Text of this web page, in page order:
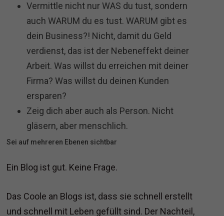
Vermittle nicht nur WAS du tust, sondern
auch WARUM du es tust. WARUM gibt es
dein Business?! Nicht, damit du Geld
verdienst, das ist der Nebeneffekt deiner
Arbeit. Was willst du erreichen mit deiner
Firma? Was willst du deinen Kunden
ersparen?
Zeig dich aber auch als Person. Nicht
gläsern, aber menschlich.
Sei auf mehreren Ebenen sichtbar
Ein Blog ist gut. Keine Frage.
Das Coole an Blogs ist, dass sie schnell erstellt
und schnell mit Leben gefüllt sind. Der Nachteil,